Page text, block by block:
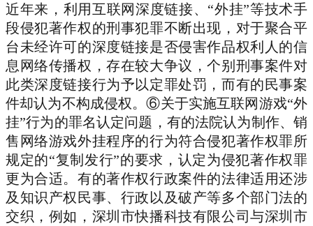
近年来，利用互联网深度链接、“外挂”等技术手
段侵犯著作权的刑事犯罪不断出现，对于聚合平
台未经许可的深度链接是否侵害作品权利人的信
息网络传播权，存在较大争议，个别刑事案件对
此类深度链接行为予以定罪处罚，而有的民事案
件却认为不构成侵权。⑥关于实施互联网游戏“外
挂”行为的罪名认定问题，有的法院认为制作、销
售网络游戏外挂程序的行为符合侵犯著作权罪所
规定的“复制发行”的要求，认定为侵犯著作权罪
更为合适。有的著作权行政案件的法律适用还涉
及知识产权民事、行政以及破产等多个部门法的
交织，例如，深圳市快播科技有限公司与深圳市